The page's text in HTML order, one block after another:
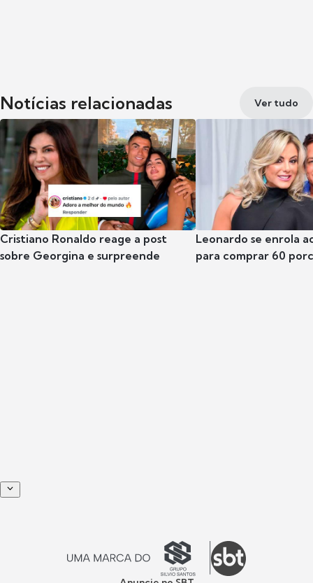
Notícias relacionadas Ver tudo
Cristiano Ronaldo reage a post
sobre Georgina e surpreende
Leonardo se enrola
para comprar 60